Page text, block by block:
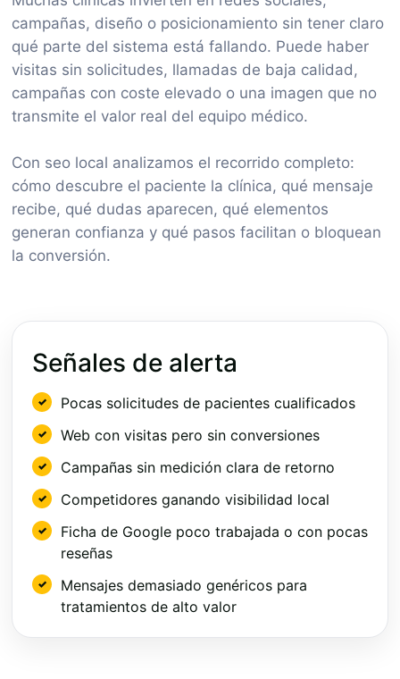
campañas, diseño o posicionamiento sin tener claro
qué parte del sistema está fallando. Puede haber
visitas sin solicitudes, llamadas de baja calidad,
campañas con coste elevado o una imagen que no
transmite el valor real del equipo médico.
Con seo local analizamos el recorrido completo:
cómo descubre el paciente la clínica, qué mensaje
recibe, qué dudas aparecen, qué elementos
generan confianza y qué pasos facilitan o bloquean
la conversión.
Señales de alerta
Pocas solicitudes de pacientes cualificados
Web con visitas pero sin conversiones
Campañas sin medición clara de retorno
Competidores ganando visibilidad local
Ficha de Google poco trabajada o con pocas
reseñas
Mensajes demasiado genéricos para
tratamientos de alto valor